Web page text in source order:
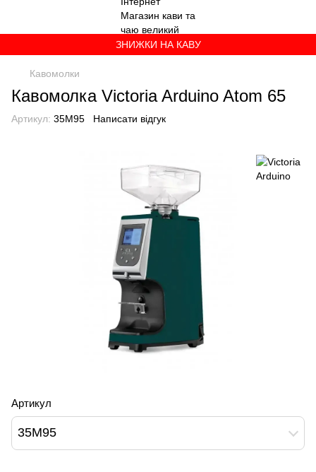
ЗНИЖКИ НА КАВУ
Кавомолки
Кавомолка Victoria Arduino Atom 65
Артикул: 35M95 Написати відгук
Артикул
35M95